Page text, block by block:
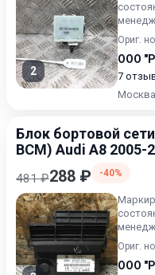
2
дней.
Ориг.
ООО
7
Москва
Блок бортовой
BCM) Audi A8 2005-
481 ₽288 ₽ -40%
дней.
Ориг.
ООО